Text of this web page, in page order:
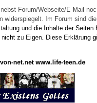
Forum/Webseite/E-Mail
Im Forum sind
und die Inhalte der
zu Eigen. Diese Erklärung
net.net www.life-teen.de